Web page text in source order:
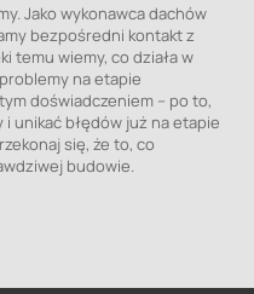
Jako wykonawca dachów
bezpośredni kontakt z
temu wiemy, co działa w
na etapie
doświadczeniem – po to,
unikać błędów już na etapie
się, że to, co
budowie.